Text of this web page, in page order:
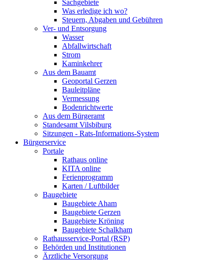
Sachgebiete
Was erledige ich wo?
Steuern, Abgaben und Gebühren
Ver- und Entsorgung
Wasser
Abfallwirtschaft
Strom
Kaminkehrer
Aus dem Bauamt
Geoportal Gerzen
Bauleitpläne
Vermessung
Bodenrichtwerte
Aus dem Bürgeramt
Standesamt Vilsbiburg
Sitzungen - Rats-Informations-System
Bürgerservice
Portale
Rathaus online
KITA online
Ferienprogramm
Karten / Luftbilder
Baugebiete
Baugebiete Aham
Baugebiete Gerzen
Baugebiete Kröning
Baugebiete Schalkham
Rathausservice-Portal (RSP)
Behörden und Institutionen
Ärztliche Versorgung